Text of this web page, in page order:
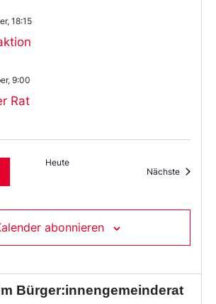
18:15
Rat
9:00
Heute
Nächste
abonnieren
Bürger:innengemeinderat